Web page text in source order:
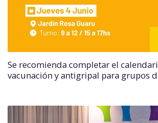
Se recomienda completar el
vacunación y antigripal para grupos